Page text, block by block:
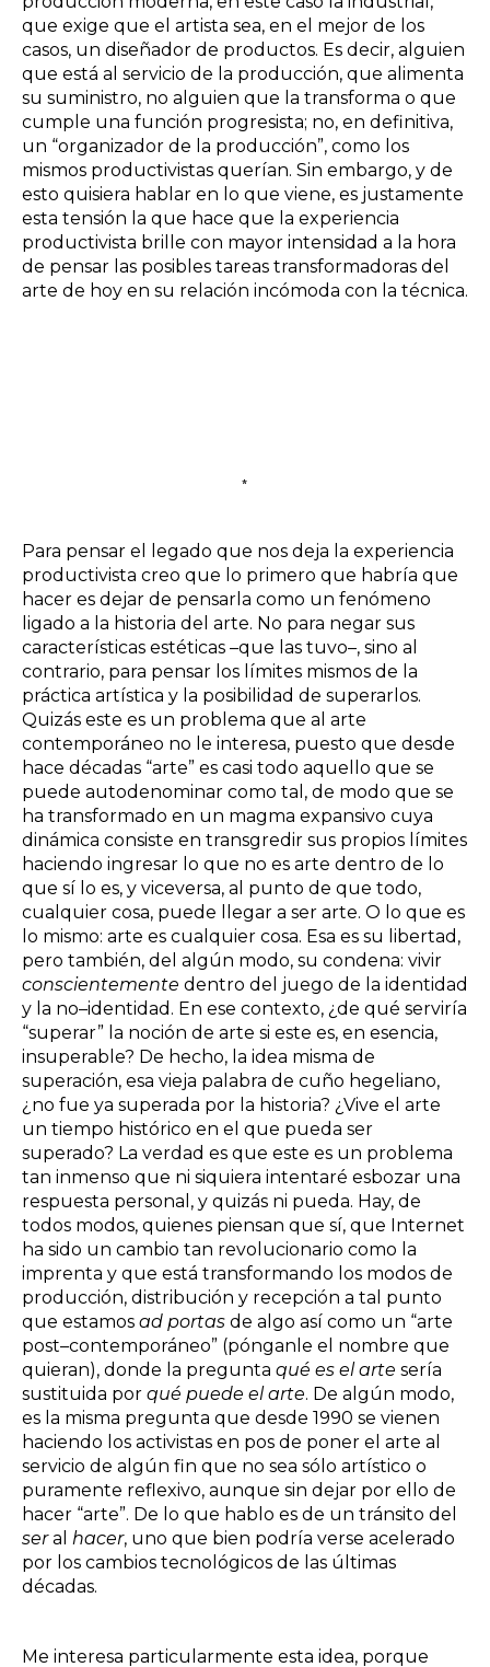
que exige que el artista sea, en el mejor de los
casos, un diseñador de productos. Es decir, alguien
que está al servicio de la producción, que alimenta
su suministro, no alguien que la transforma o que
cumple una función progresista; no, en definitiva,
un “organizador de la producción”, como los
mismos productivistas querían. Sin embargo, y de
esto quisiera hablar en lo que viene, es justamente
esta tensión la que hace que la experiencia
productivista brille con mayor intensidad a la hora
de pensar las posibles tareas transformadoras del
arte de hoy en su relación incómoda con la técnica.
*
Para pensar el legado que nos deja la experiencia
productivista creo que lo primero que habría que
hacer es dejar de pensarla como un fenómeno
ligado a la historia del arte. No para negar sus
características estéticas –que las tuvo–, sino al
contrario, para pensar los límites mismos de la
práctica artística y la posibilidad de superarlos.
Quizás este es un problema que al arte
contemporáneo no le interesa, puesto que desde
hace décadas “arte” es casi todo aquello que se
puede autodenominar como tal, de modo que se
ha transformado en un magma expansivo cuya
dinámica consiste en transgredir sus propios límites
haciendo ingresar lo que no es arte dentro de lo
que sí lo es, y viceversa, al punto de que todo,
cualquier cosa, puede llegar a ser arte. O lo que es
lo mismo: arte es cualquier cosa. Esa es su libertad,
pero también, del algún modo, su condena: vivir
conscientemente dentro del juego de la identidad
y la no–identidad. En ese contexto, ¿de qué serviría
“superar” la noción de arte si este es, en esencia,
insuperable? De hecho, la idea misma de
superación, esa vieja palabra de cuño hegeliano,
¿no fue ya superada por la historia? ¿Vive el arte
un tiempo histórico en el que pueda ser
superado? La verdad es que este es un problema
tan inmenso que ni siquiera intentaré esbozar una
respuesta personal, y quizás ni pueda. Hay, de
todos modos, quienes piensan que sí, que Internet
ha sido un cambio tan revolucionario como la
imprenta y que está transformando los modos de
producción, distribución y recepción a tal punto
que estamos ad portas de algo así como un “arte
post–contemporáneo” (pónganle el nombre que
quieran), donde la pregunta qué es el arte sería
sustituida por qué puede el arte. De algún modo,
es la misma pregunta que desde 1990 se vienen
haciendo los activistas en pos de poner el arte al
servicio de algún fin que no sea sólo artístico o
puramente reflexivo, aunque sin dejar por ello de
hacer “arte”. De lo que hablo es de un tránsito del
seral hacer, uno que bien podría verse acelerado
por los cambios tecnológicos de las últimas
décadas.
Me interesa particularmente esta idea, porque